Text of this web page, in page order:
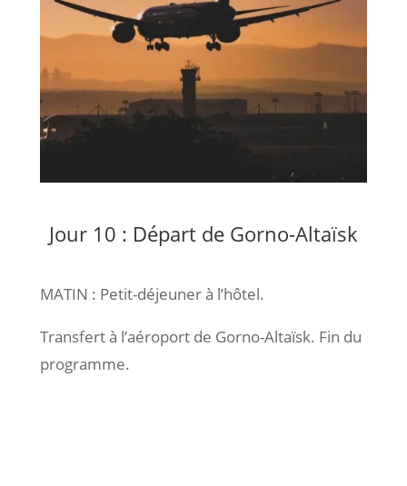
Jour 10 : Départ de Gorno-Altaïsk
MATIN : Petit-déjeuner à l’hôtel.
Transfert à l’aéroport de Gorno-Altaïsk. Fin du
programme.